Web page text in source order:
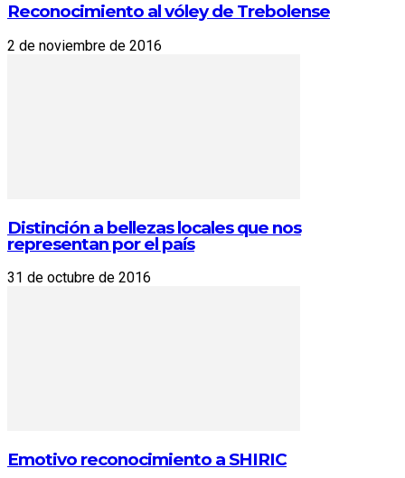
Reconocimiento al vóley de Trebolense
2 de noviembre de 2016
Distinción a bellezas locales que nos
representan por el país
31 de octubre de 2016
Emotivo reconocimiento a SHIRIC